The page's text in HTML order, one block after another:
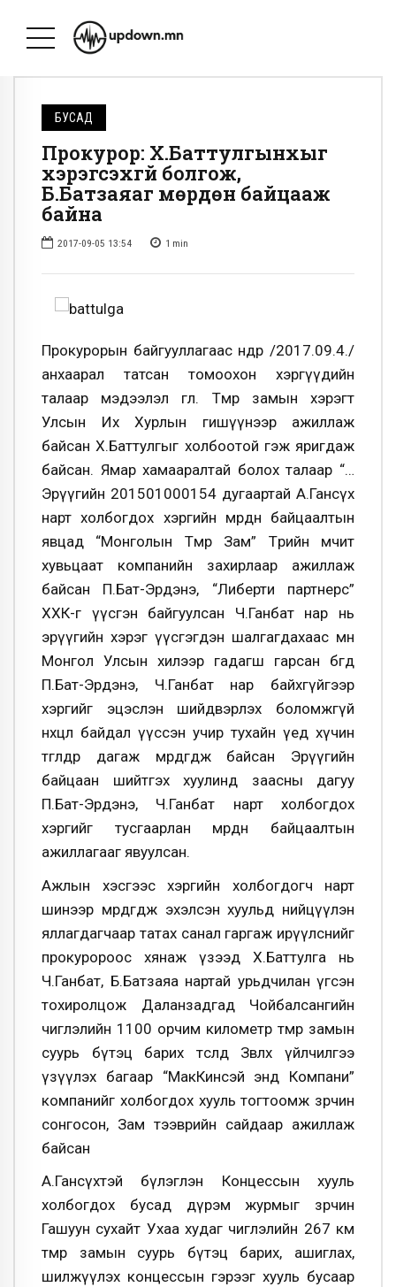
БУСАД
Прокурор: Х.Баттулгынхыг
хэрэгсэхгүй болгож,
Б.Батзаяаг мөрдөн байцааж
байна
2017-09-05 13:54 1 min
Прокурорын байгууллагаас өнөөдөр /2017.09.4./
анхаарал татсан томоохон хэргүүдийн
талаар мэдээлэл өглөө. Төмөр замын хэрэгт
Улсын Их Хурлын гишүүнээр ажиллаж
байсан Х.Баттулгыг холбоотой гэж яригдаж
байсан. Ямар хамааралтай болох талаар “…
Эрүүгийн 201501000154 дугаартай А.Гансүх
нарт холбогдох хэргийн мөрдөн байцаалтын
явцад “Монголын Төмөр Зам” Төрийн өмчит
хувьцаат компанийн захирлаар ажиллаж
байсан П.Бат-Эрдэнэ, “Либерти партнерс”
ХХК-г үүсгэн байгуулсан Ч.Ганбат нар нь
эрүүгийн хэрэг үүсгэгдэн шалгагдахаас өмнө
Монгол Улсын хилээр гадагш гарсан бөгөөд
П.Бат-Эрдэнэ, Ч.Ганбат нар байхгүйгээр
хэргийг эцэслэн шийдвэрлэх боломжгүй
нөхцөл байдал үүссэн учир тухайн үед хүчин
төгөлдөр дагаж мөрдөгдөж байсан Эрүүгийн
байцаан шийтгэх хуулинд заасны дагуу
П.Бат-Эрдэнэ, Ч.Ганбат нарт холбогдох
хэргийг тусгаарлан мөрдөн байцаалтын
ажиллагааг явуулсан.
Ажлын хэсгээс хэргийн холбогдогч нарт
шинээр мөрдөгдөж эхэлсэн хуульд нийцүүлэн
яллагдагчаар татах санал гаргаж ирүүлснийг
прокуророос хянаж үзээд Х.Баттулга нь
Ч.Ганбат, Б.Батзаяа нартай урьдчилан үгсэн
тохиролцож Даланзадгад Чойбалсангийн
чиглэлийн 1100 орчим километр төмөр замын
суурь бүтэц барих төсөлд Зөвлөх үйлчилгээ
үзүүлэх багаар “МакКинсэй энд Компани”
компанийг холбогдох хууль тогтоомж зөрчин
сонгосон, Зам тээврийн сайдаар ажиллаж
байсан
А.Гансүхтэй бүлэглэн Концессын хууль
холбогдох бусад дүрэм журмыг зөрчин
Гашуун сухайт Ухаа худаг чиглэлийн 267 км
төмөр замын суурь бүтэц барих, ашиглах,
шилжүүлэх концессын гэрээг хууль бусаар